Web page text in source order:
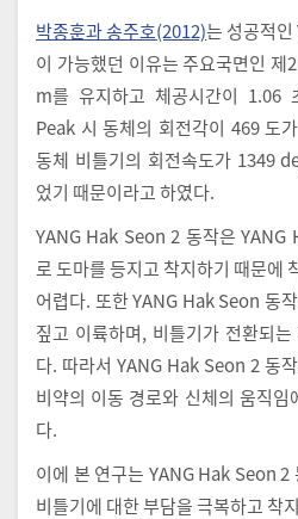
박종훈과 송주호(2012)는 성공적
이 가능했던 이유는 주요국면인 제
m를 유지하고 체공시간이 1.06
Peak 시 동체의 회전각이 469 도
동체 비틀기의 회전속도가 1349
었기 때문이라고 하였다.
YANG Hak Seon 2 동작은 YANG
로 도마를 등지고 착지하기 때문에
어렵다. 또한 YANG Hak Seon 동
짚고 이륙하며, 비틀기가 전환되
다. 따라서 YANG Hak Seon 2 동
비약의 이동 경로와 신체의 움직
다.
이에 본 연구는 YANG Hak Seon 2
비틀기에 대한 부담을 극복하고 착